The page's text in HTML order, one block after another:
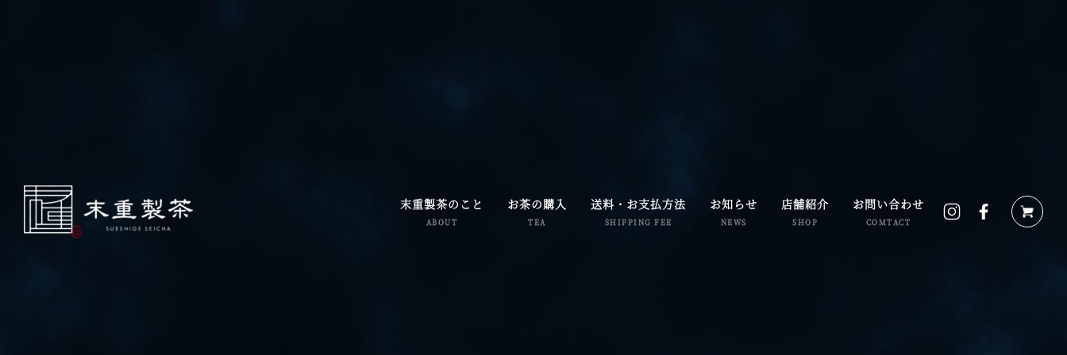
末重製茶のこと お茶の購入 送料・お支払方法 お知らせ 店舗紹介 お問い合わせ